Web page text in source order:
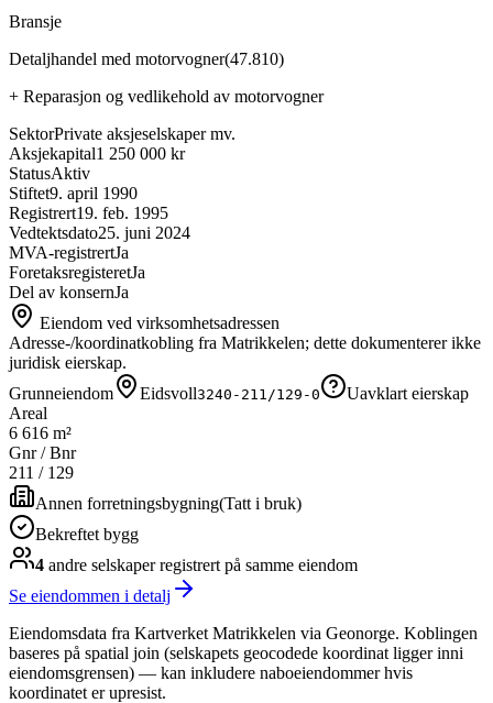
Bransje
Detaljhandel med motorvogner(47.810)
+ Reparasjon og vedlikehold av motorvogner
SektorPrivate aksjeselskaper mv.
Aksjekapital1 250 000 kr
StatusAktiv
Stiftet9. april 1990
Registrert19. feb. 1995
Vedtektsdato25. juni 2024
MVA-registrertJa
ForetaksregisteretJa
Del av konsernJa
Eiendom ved virksomhetsadressen
Adresse-/koordinatkobling fra Matrikkelen; dette dokumenterer ikke
juridisk eierskap.
Grunneiendom
Eidsvoll3240-211/129-0
Uavklart eierskap
Areal
6 616 m²
Gnr / Bnr
211 / 129
Annen forretningsbygning(Tatt i bruk)
Bekreftet bygg
4 andre selskaperregistrert på samme eiendom
Se eiendommen i detalj
Eiendomsdata fra Kartverket Matrikkelen via Geonorge. Koblingen
baseres på spatial join (selskapets geocodede koordinat ligger inni
eiendomsgrensen) — kan inkludere naboeiendommer hvis
koordinatet er upresist.